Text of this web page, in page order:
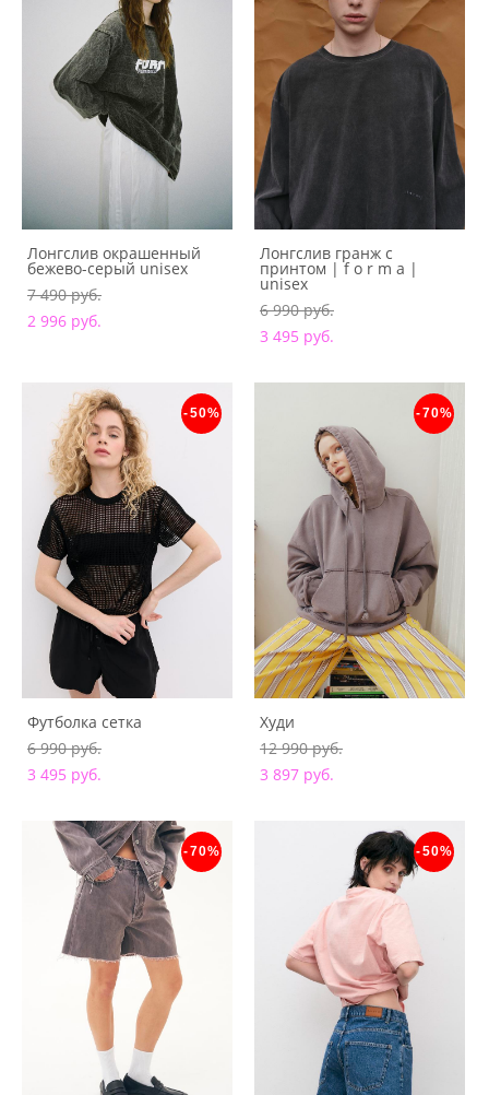
Лонгслив окрашенный
бежево-серый unisex
7 490 pуб.
2 996 pуб.
Лонгслив гранж с
принтом | f o r m a |
unisex
6 990 pуб.
3 495 pуб.
-50%
Футболка сетка
6 990 pуб.
3 495 pуб.
-70%
Худи
12 990 pуб.
3 897 pуб.
-70% -50%